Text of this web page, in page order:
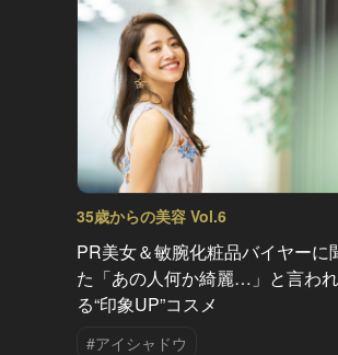
35歳からの美容 Vol.6
PR美女＆敏腕化粧品バイヤーに
た「あの人何か綺麗…」と言われ
る“印象UP”コスメ
#アイシャドウ